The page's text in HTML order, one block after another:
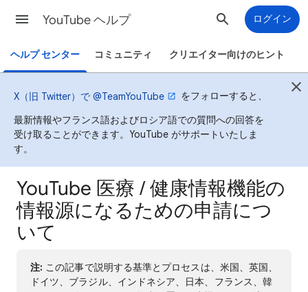
YouTube ヘルプ ログイン
ヘルプ センター コミュニティ クリエイター向けのヒント
X（旧 Twitter）で @TeamYouTube
をフォローすると、
最新情報やフランス語およびロシア語での質問への回答を
受け取ることができます。YouTube がサポートいたしま
す。
YouTube 医療 / 健康情報機能の
情報源になるための申請につ
いて
注: この記事で説明する基準とプロセスは、米国、英国、
ドイツ、ブラジル、インドネシア、日本、フランス、韓